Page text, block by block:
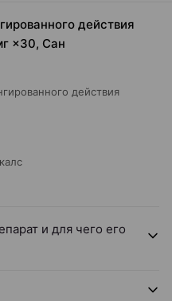
действия
×30, Сан
действия
и для чего его